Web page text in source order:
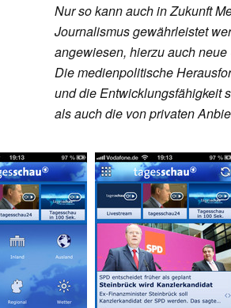
Nur so kann auch in Zukunft
Journalismus gewährleistet
angewiesen, hierzu auch
Die medienpolitische
und die Entwicklungsfähigkeit
als auch die von privaten